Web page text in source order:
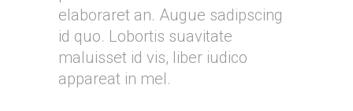
elaboraret an. Augue sadipscing
id quo. Lobortis suavitate
maluisset id vis, liber iudico
appareat in mel.